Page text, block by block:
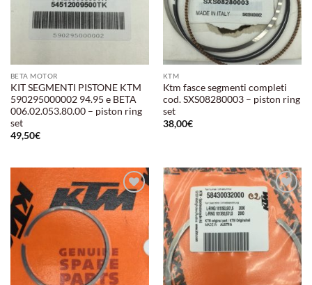
BETA MOTOR
KIT SEGMENTI PISTONE KTM
590295000002 94.95 e BETA
006.02.053.80.00 – piston ring
set
49,50€
KTM
Ktm fasce segmenti completi
cod. SXS08280003 – piston ring
set
38,00€
Aggiungi
alla lista
dei
Aggiungi
alla lista
dei
desideri